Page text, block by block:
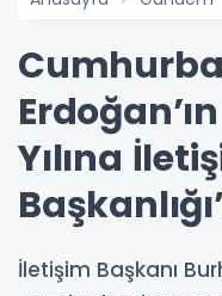
Yılına
İletişim Başkanı